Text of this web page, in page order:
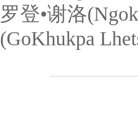
罗登•谢洛
(GoKhukpa